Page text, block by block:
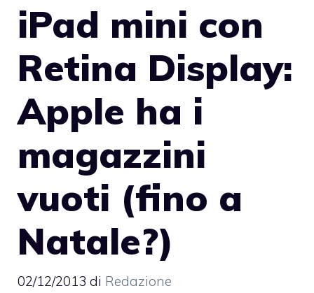
iPad mini con
Retina Display:
Apple ha i
magazzini
vuoti (fino a
Natale?)
02/12/2013 di Redazione